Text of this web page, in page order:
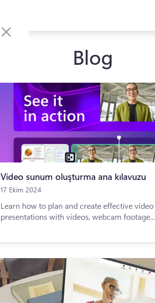
Blog
Video sunum oluşturma ana kılavuzu
17 Ekim 2024
Learn how to plan and create effective video
presentations with videos, webcam footage...